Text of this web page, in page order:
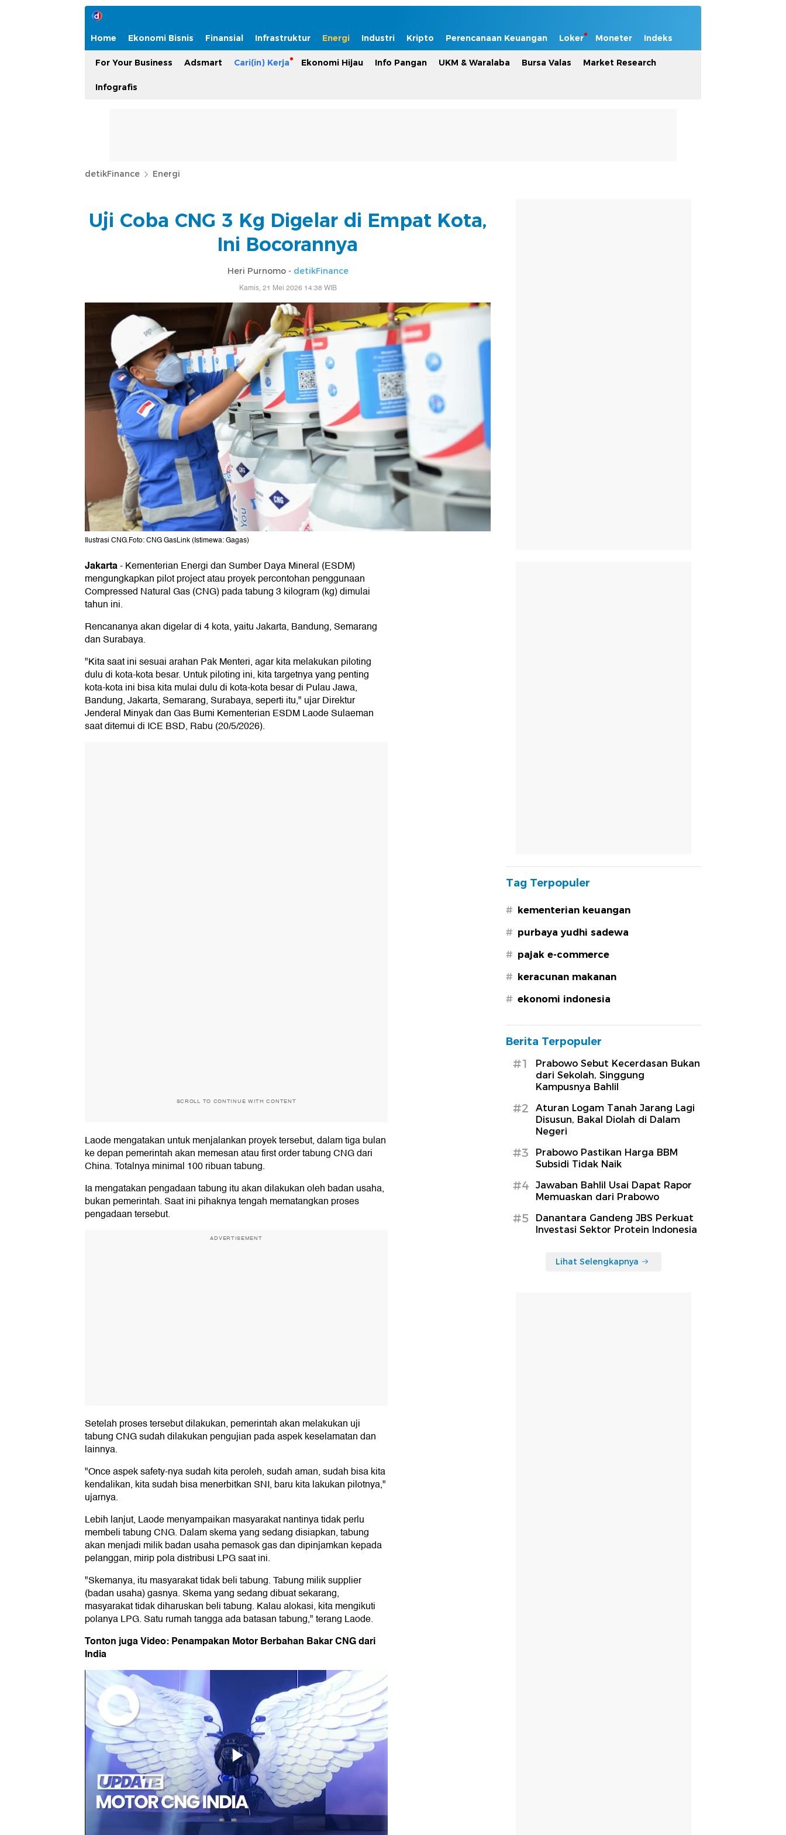
Home Ekonomi Bisnis Finansial Infrastruktur Energi Industri Kripto Perencanaan Keuangan Loker Moneter Indeks
For Your Business Adsmart Cari(in) Kerja Ekonomi Hijau Info Pangan UKM & Waralaba Bursa Valas Market Research
Infografis
detikFinance Energi
Uji Coba CNG 3 Kg Digelar di Empat Kota,
Ini Bocorannya
Heri Purnomo - detikFinance
Kamis, 21 Mei 2026 14:38 WIB
Ilustrasi CNG.Foto: CNG GasLink (Istimewa: Gagas)
Jakarta-Kementerian Energi dan Sumber Daya Mineral (ESDM)
mengungkapkan pilot project atau proyek percontohan penggunaan
Compressed Natural Gas (CNG) pada tabung 3 kilogram (kg) dimulai
tahun ini.
Rencananya akan digelar di 4 kota, yaitu Jakarta, Bandung, Semarang
dan Surabaya.
"Kita saat ini sesuai arahan Pak Menteri, agar kita melakukan piloting
dulu di kota-kota besar. Untuk piloting ini, kita targetnya yang penting
kota-kota ini bisa kita mulai dulu di kota-kota besar di Pulau Jawa,
Bandung, Jakarta, Semarang, Surabaya, seperti itu," ujar Direktur
Jenderal Minyak dan Gas Bumi Kementerian ESDM Laode Sulaeman
saat ditemui di ICE BSD, Rabu (20/5/2026).
SCROLL TO CONTINUE WITH CONTENT
Laode mengatakan untuk menjalankan proyek tersebut, dalam tiga bulan
ke depan pemerintah akan memesan atau first order tabung CNG dari
China. Totalnya minimal 100 ribuan tabung.
Ia mengatakan pengadaan tabung itu akan dilakukan oleh badan usaha,
bukan pemerintah. Saat ini pihaknya tengah mematangkan proses
pengadaan tersebut.
ADVERTISEMENT
Setelah proses tersebut dilakukan, pemerintah akan melakukan uji
tabung CNG sudah dilakukan pengujian pada aspek keselamatan dan
lainnya.
"Once aspek safety-nya sudah kita peroleh, sudah aman, sudah bisa kita
kendalikan, kita sudah bisa menerbitkan SNI, baru kita lakukan pilotnya,"
ujarnya.
Lebih lanjut, Laode menyampaikan masyarakat nantinya tidak perlu
membeli tabung CNG. Dalam skema yang sedang disiapkan, tabung
akan menjadi milik badan usaha pemasok gas dan dipinjamkan kepada
pelanggan, mirip pola distribusi LPG saat ini.
"Skemanya, itu masyarakat tidak beli tabung. Tabung milik supplier
(badan usaha) gasnya. Skema yang sedang dibuat sekarang,
masyarakat tidak diharuskan beli tabung. Kalau alokasi, kita mengikuti
polanya LPG. Satu rumah tangga ada batasan tabung," terang Laode.
Tonton juga Video: Penampakan Motor Berbahan Bakar CNG dari
India
Tag Terpopuler
# kementerian keuangan
# purbaya yudhi sadewa
# pajak e-commerce
# keracunan makanan
# ekonomi indonesia
Berita Terpopuler
#1
Prabowo Sebut Kecerdasan Bukan
dari Sekolah, Singgung
Kampusnya Bahlil
#2
Aturan Logam Tanah Jarang Lagi
Disusun, Bakal Diolah di Dalam
Negeri
#3
Prabowo Pastikan Harga BBM
Subsidi Tidak Naik
#4
Jawaban Bahlil Usai Dapat Rapor
Memuaskan dari Prabowo
#5
Danantara Gandeng JBS Perkuat
Investasi Sektor Protein Indonesia
Lihat Selengkapnya